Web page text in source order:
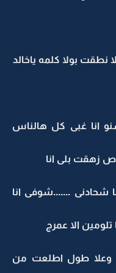
نطقت بولا كلمه ياخالد
انا غبى كل هالناس
زهقت بلى انا
شحادنى .......شوفى انا
الا عمرج
وعلا طول اطلعت من